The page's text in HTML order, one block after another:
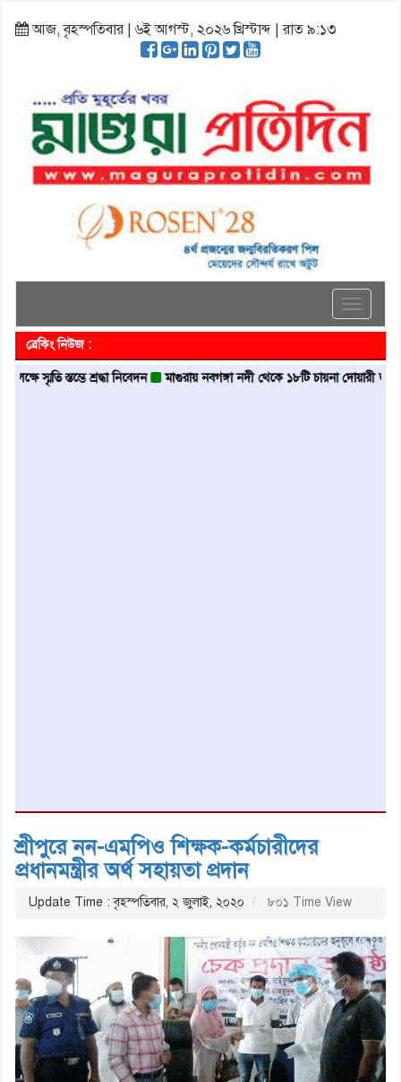
আজ, বৃহস্পতিবার | ৬ই আগস্ট, ২০২৬ খ্রিস্টাব্দ | রাত ৯:১৩
Toggle
ব্রেকিং নিউজ :
স্তম্ভে শ্রদ্ধা নিবেদন মাগুরায় নবগঙ্গা নদী থেকে ১৮টি চায়না দোয়ারী জাল জব্দ
শ্রীপুরে নন-এমপিও শিক্ষক-কর্মচারীদের
প্রধানমন্ত্রীর অর্থ সহায়তা প্রদান
Update Time : বৃহস্পতিবার, ২ জুলাই, ২০২০ ৮০১ Time View